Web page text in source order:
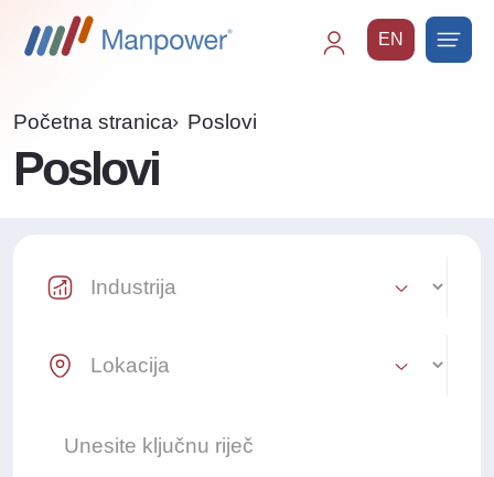
EN
Početna stranica Poslovi
Poslovi
Industry Select
Location Select